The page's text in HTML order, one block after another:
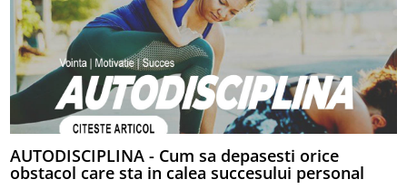
AUTODISCIPLINA - Cum sa depasesti orice
obstacol care sta in calea succesului personal